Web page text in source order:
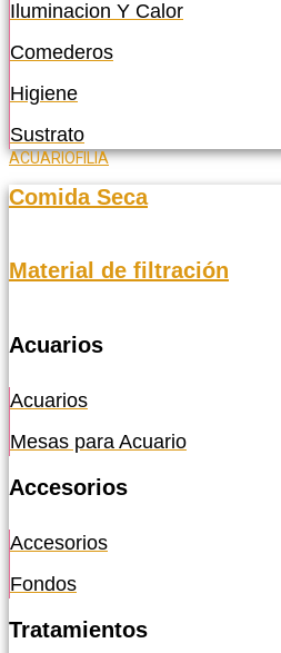
Iluminacion Y Calor
Comederos
Higiene
Sustrato
ACUARIOFILIA
Comida Seca
Material de filtración
Acuarios
Acuarios
Mesas para Acuario
Accesorios
Accesorios
Fondos
Tratamientos